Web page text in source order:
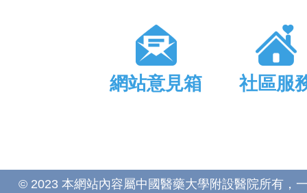
網站意見箱 社區服
© 2023 本網站內容屬中國醫藥大學附設醫院所有，